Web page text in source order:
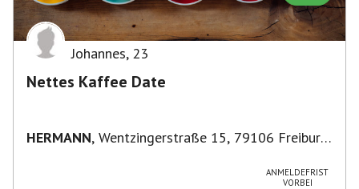
Johannes, 23
Nettes Kaffee Date
HERMANN, Wentzingerstraße 15, 79106 Freiburg
ANMELDEFRIST
VORBEI